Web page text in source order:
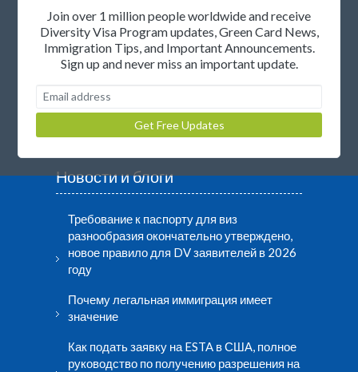
Join over 1 million people worldwide and receive
Diversity Visa Program updates, Green Card News,
Immigration Tips, and Important Announcements.
Sign up and never miss an important update.
Отписаться от рассылки
Присоединиться к партнерской программе
Правовая информация
© Авторские права 2000-2026
Новости и блоги
Требование к паспорту для виз
разнообразия окончательно утверждено,
новое правило для DV заявителей в 2026
году
Почему легальная иммиграция имеет
значение
Как подать заявку на ESTA в США, полное
руководство по получению разрешения на